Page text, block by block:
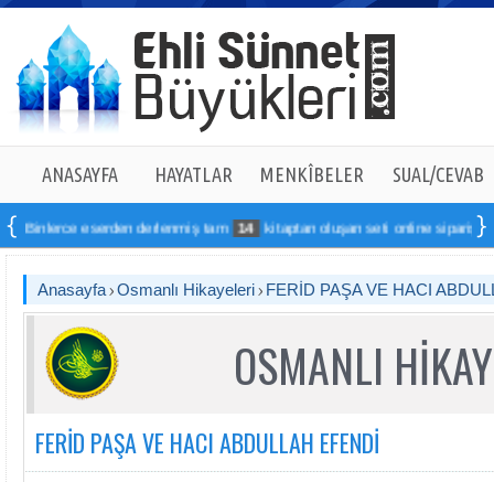
ANASAYFA HAYATLAR MENKÎBELER SUAL/CEVAB
Binlerce eserden derlenmiş tam 14 kitaptan oluşan seti online sipariş
Anasayfa Osmanlı Hikayeleri FERİD PAŞA VE HACI
OSMANLI
FERİD PAŞA VE HACI ABDULLAH EFENDİ